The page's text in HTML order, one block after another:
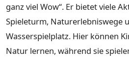
ganz viel Wow“. Er bietet viele
Spieleturm, Naturerlebniswege
Wasserspielplatz. Hier können
Natur lernen, während sie